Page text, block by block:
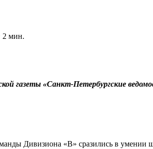
2 мин.
газеты «Санкт-Петербургские
Дивизиона «В» сразились в умении